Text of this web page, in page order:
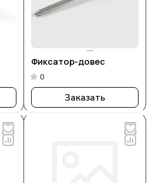
Фиксатор-довес
0
Заказать